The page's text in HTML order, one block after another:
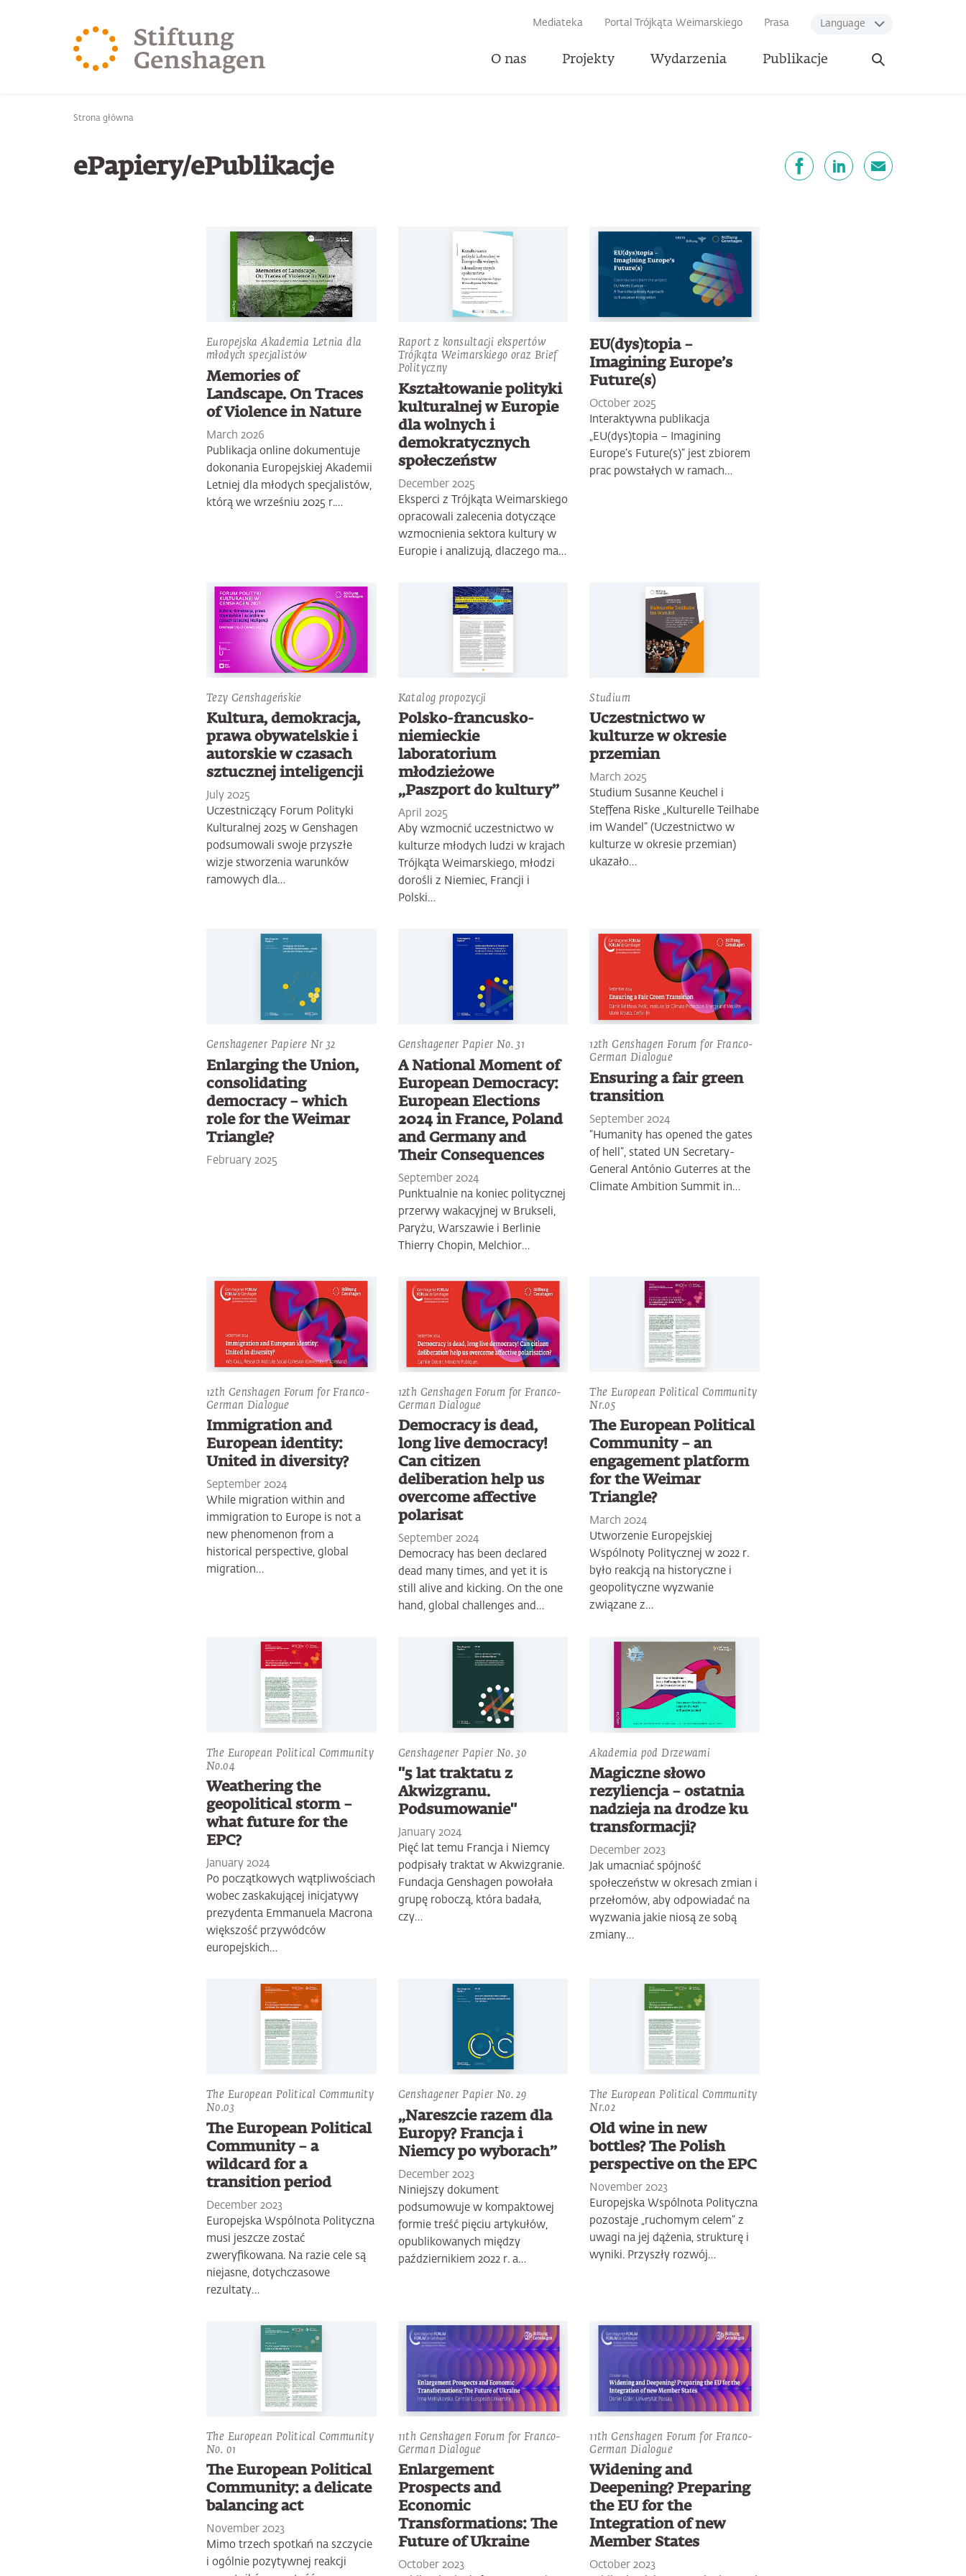
Mediateka Portal Trójkąta Weimarskiego Prasa Language
O nas Projekty Wydarzenia Publikacje
Otwórz
wyszukiwarkę
Jesteś tutaj
Strona główna
ePapiery/ePublikacje
Europejska Akademia Letnia dla
młodych specjalistów
Memories of
Landscape. On Traces
of Violence in Nature
March 2026
Publikacja online dokumentuje
dokonania Europejskiej Akademii
Letniej dla młodych specjalistów,
którą we wrześniu 2025 r.…
Raport z konsultacji ekspertów
Trójkąta Weimarskiego oraz Brief
Polityczny
Kształtowanie polityki
kulturalnej w Europie
dla wolnych i
demokratycznych
społeczeństw
December 2025
Eksperci z Trójkąta Weimarskiego
opracowali zalecenia dotyczące
wzmocnienia sektora kultury w
Europie i analizują, dlaczego ma…
EU(dys)topia –
Imagining Europe’s
Future(s)
October 2025
Interaktywna publikacja
„EU(dys)topia – Imagining
Europe’s Future(s)” jest zbiorem
prac powstałych w ramach…
Tezy Genshageńskie
Kultura, demokracja,
prawa obywatelskie i
autorskie w czasach
sztucznej inteligencji
July 2025
Uczestniczący Forum Polityki
Kulturalnej 2025 w Genshagen
podsumowali swoje przyszłe
wizje stworzenia warunków
ramowych dla…
Katalog propozycji
Polsko-francusko-
niemieckie
laboratorium
młodzieżowe
„Paszport do kultury”
April 2025
Aby wzmocnić uczestnictwo w
kulturze młodych ludzi w krajach
Trójkąta Weimarskiego, młodzi
dorośli z Niemiec, Francji i
Polski…
Studium
Uczestnictwo w
kulturze w okresie
przemian
March 2025
Studium Susanne Keuchel i
Steffena Riske „Kulturelle Teilhabe
im Wandel” (Uczestnictwo w
kulturze w okresie przemian)
ukazało…
Genshagener Papiere Nr 32
Enlarging the Union,
consolidating
democracy – which
role for the Weimar
Triangle?
February 2025
Genshagener Papier No. 31
A National Moment of
European Democracy:
European Elections
2024 in France, Poland
and Germany and
Their Consequences
September 2024
Punktualnie na koniec politycznej
przerwy wakacyjnej w Brukseli,
Paryżu, Warszawie i Berlinie
Thierry Chopin, Melchior…
12th Genshagen Forum for Franco-
German Dialogue
Ensuring a fair green
transition
September 2024
“Humanity has opened the gates
of hell”, stated UN Secretary-
General António Guterres at the
Climate Ambition Summit in…
12th Genshagen Forum for Franco-
German Dialogue
Immigration and
European identity:
United in diversity?
September 2024
While migration within and
immigration to Europe is not a
new phenomenon from a
historical perspective, global
migration…
12th Genshagen Forum for Franco-
German Dialogue
Democracy is dead,
long live democracy!
Can citizen
deliberation help us
overcome affective
polarisat
September 2024
Democracy has been declared
dead many times, and yet it is
still alive and kicking. On the one
hand, global challenges and…
The European Political Community
Nr.05
The European Political
Community – an
engagement platform
for the Weimar
Triangle?
March 2024
Utworzenie Europejskiej
Wspólnoty Politycznej w 2022 r.
było reakcją na historyczne i
geopolityczne wyzwanie
związane z…
The European Political Community
No.04
Weathering the
geopolitical storm –
what future for the
EPC?
January 2024
Po początkowych wątpliwościach
wobec zaskakującej inicjatywy
prezydenta Emmanuela Macrona
większość przywódców
europejskich…
Genshagener Papier No. 30
"5 lat traktatu z
Akwizgranu.
Podsumowanie"
January 2024
Pięć lat temu Francja i Niemcy
podpisały traktat w Akwizgranie.
Fundacja Genshagen powołała
grupę roboczą, która badała,
czy…
Akademia pod Drzewami
Magiczne słowo
rezyliencja – ostatnia
nadzieja na drodze ku
transformacji?
December 2023
Jak umacniać spójność
społeczeństw w okresach zmian i
przełomów, aby odpowiadać na
wyzwania jakie niosą ze sobą
zmiany…
The European Political Community
N0.03
The European Political
Community – a
wildcard for a
transition period
December 2023
Europejska Wspólnota Polityczna
musi jeszcze zostać
zweryfikowana. Na razie cele są
niejasne, dotychczasowe
rezultaty…
Genshagener Papier No. 29
„Nareszcie razem dla
Europy? Francja i
Niemcy po wyborach”
December 2023
Niniejszy dokument
podsumowuje w kompaktowej
formie treść pięciu artykułów,
opublikowanych między
październikiem 2022 r. a…
The European Political Community
Nr.02
Old wine in new
bottles? The Polish
perspective on the EPC
November 2023
Europejska Wspólnota Polityczna
pozostaje „ruchomym celem” z
uwagi na jej dążenia, strukturę i
wyniki. Przyszły rozwój…
The European Political Community
No. 01
The European Political
Community: a delicate
balancing act
November 2023
Mimo trzech spotkań na szczycie
i ogólnie pozytywnej reakcji
11th Genshagen Forum for Franco-
German Dialogue
Enlargement
Prospects and
Economic
Transformations: The
Future of Ukraine
October 2023
11th Genshagen Forum for Franco-
German Dialogue
Widening and
Deepening? Preparing
the EU for the
Integration of new
Member States
October 2023